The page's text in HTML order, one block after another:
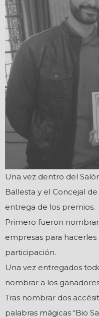
Una vez dentro del
Ballesta y el Concejal
entrega de los premios.
Primero fueron
empresas para
participación.
Una vez entregados
nombrar a los
Tras nombrar dos
palabras mágicas “Bio